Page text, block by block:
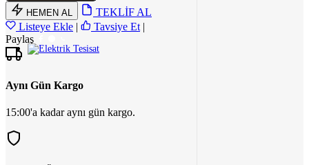
HEMEN AL
TEKLİF AL
Listeye Ekle | Tavsiye Et |
Paylaş
Aynı Gün Kargo
15:00'a kadar aynı gün kargo.